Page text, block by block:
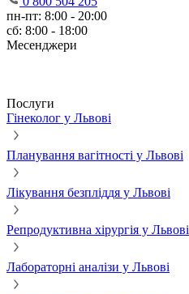
пн-пт: 8:00 - 20:00
сб: 8:00 - 18:00
Месенджери
Послуги
Гінеколог у Львові
Планування вагітності у Львові
Лікування безпліддя у Львові
Репродуктивна хірургія у Львові
Лабораторні аналізи у Львові